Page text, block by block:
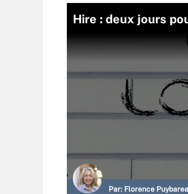
Hire : deux jours
Par: Florence